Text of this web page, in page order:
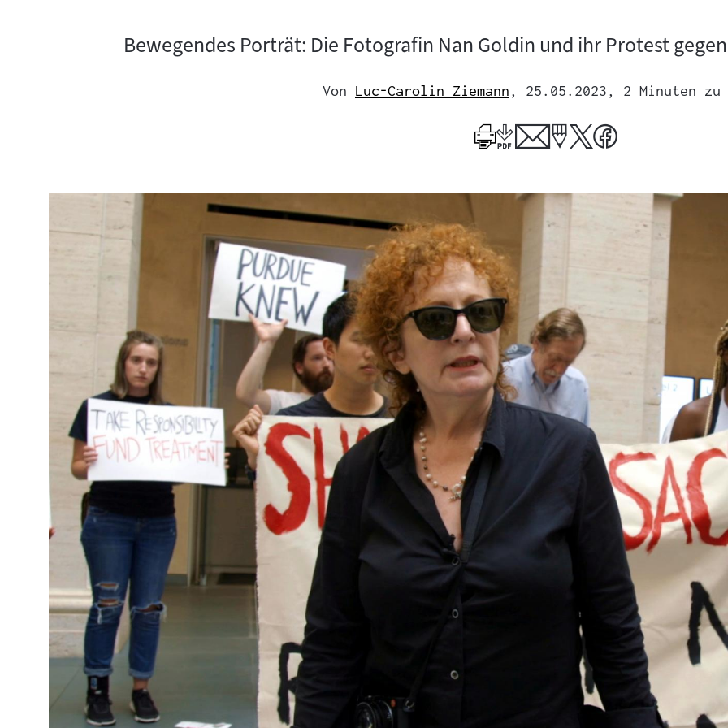
Bewegendes Porträt: Die Fotografin Nan Goldin und ihr Protest
Von Luc-Carolin Ziemann
Author
, 25.05.2023, 2 Minuten zu